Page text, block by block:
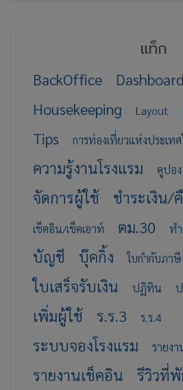
แท็ก
BackOffice Dashboard
Housekeeping Layout
Tips
การท่องเที่ยวแห่งประเท
ความรู้งานโรงแรม คูปอง
จัดการผู้ใช้ ชำระเงิน/
เช็คอิน/เช็คเอาท์ ตม.30 ท
บัญชี บุ๊คกิ้ง ใบกำกับภาษี
ใบเสร็จรับเงิน ปฏิทิน
เพิ่มผู้ใช้ ร.ร.3 ร.ร.4
ระบบจองโรงแรม รายงา
รายงานเช็คอิน รีวิวที่